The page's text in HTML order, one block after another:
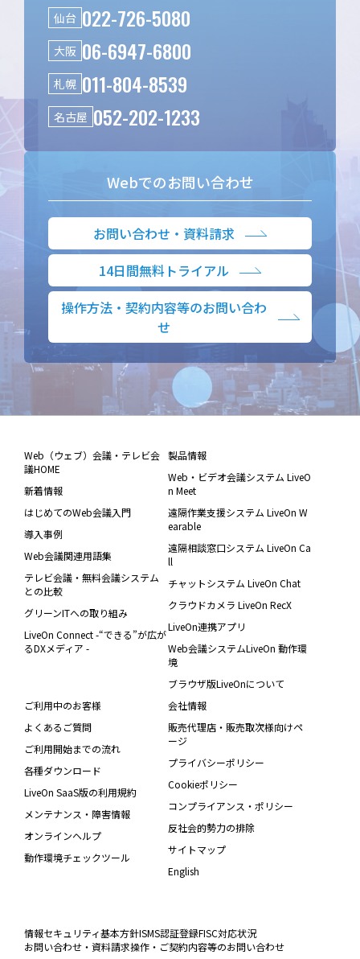
仙台 022-726-5080
大阪 06-6947-6800
札幌 011-804-8539
名古屋 052-202-1233
Webでのお問い合わせ
お問い合わせ・資料請求
14日間無料トライアル
操作方法・契約内容等のお問い合わ
せ
Web（ウェブ）会議・テレビ会
議HOME
新着情報
はじめてのWeb会議入門
導入事例
Web会議関連用語集
テレビ会議・無料会議システム
との比較
グリーンITへの取り組み
LiveOn Connect -“できる”が広が
るDXメディア -
製品情報
Web・ビデオ会議システム LiveO
n Meet
遠隔作業支援システム LiveOn W
earable
遠隔相談窓口システム LiveOn Ca
ll
チャットシステム LiveOn Chat
クラウドカメラ LiveOn RecX
LiveOn連携アプリ
Web会議システムLiveOn 動作環
境
ブラウザ版LiveOnについて
ご利用中のお客様
よくあるご質問
ご利用開始までの流れ
各種ダウンロード
LiveOn SaaS版の利用規約
メンテナンス・障害情報
オンラインヘルプ
動作環境チェックツール
会社情報
販売代理店・販売取次様向けペ
ージ
プライバシーポリシー
Cookieポリシー
コンプライアンス・ポリシー
反社会的勢力の排除
サイトマップ
English
情報セキュリティ基本方針ISMS認証登録FISC対応状況
お問い合わせ・資料請求操作・ご契約内容等のお問い合わせ